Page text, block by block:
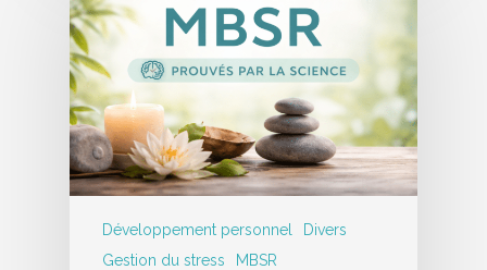
Développement personnel
Divers
Gestion du stress
MBSR